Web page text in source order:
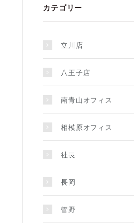
カテゴリー
立川店
八王子店
南青山オフィス
相模原オフィス
社長
長岡
管野